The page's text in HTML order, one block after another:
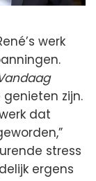
werk
zijn.
dat
stress
ergens